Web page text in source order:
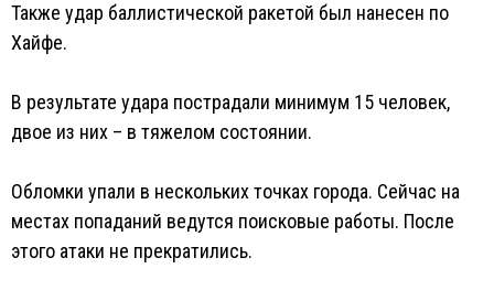
Также удар баллистической ракетой был нанесен по
Хайфе.
В результате удара пострадали минимум 15 человек,
двое из них – в тяжелом состоянии.
Обломки упали в нескольких точках города. Сейчас на
местах попаданий ведутся поисковые работы. После
этого атаки не прекратились.